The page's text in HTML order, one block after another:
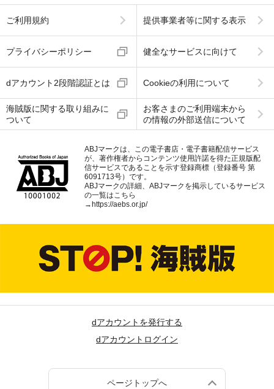
ご利用規約 提供事業者等に関する表示
プライバシーポリシー 健全なサービスに向けて
dアカウント2段階認証とは Cookieの利用について
海賊版に関する取り組みに
ついて
お客さまのご利用端末から
の情報の外部送信について
ABJマークは、この電子書店・電子書籍配信サービス
が、著作権者からコンテンツ使用許諾を得た正規版配
信サービスであることを示す登録商標（登録番号 第
6091713号）です。
ABJマークの詳細、ABJマークを掲示しているサービス
の一覧はこちら
→ https://aebs.or.jp/
dアカウントを発行する
dアカウントログイン
ページトップへ